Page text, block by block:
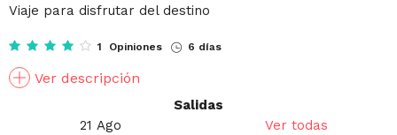
Viaje para disfrutar del destino
1 Opiniones 6 días
Ver descripción
Salidas
21 Ago
Ver todas